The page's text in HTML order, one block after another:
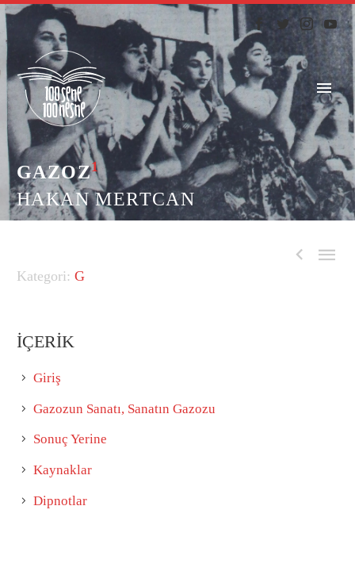
GAZOZ1
HAKAN MERTCAN
 
G
İÇERİK
Giriş
Gazozun Sanatı, Sanatın Gazozu
Sonuç Yerine
Kaynaklar
Dipnotlar